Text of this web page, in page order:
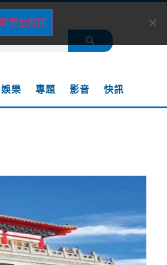
娛樂 專題 影音 快訊
同意並關閉